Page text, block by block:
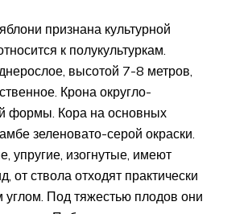
признана культурной
к полукультуркам.
высотой 7-8 метров,
Крона округло-
формы. Кора на основных
зеленовато-серой окраски.
упругие, изогнутые, имеют
от ствола отходят практически
Под тяжестью плодов они